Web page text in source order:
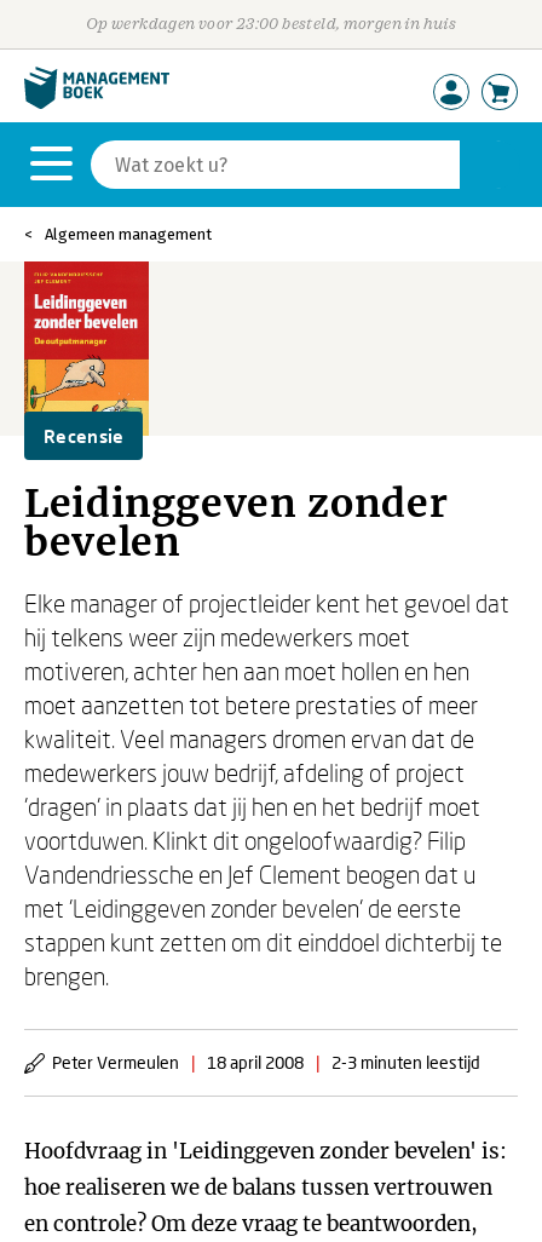
Op werkdagen voor 23:00 besteld, morgen in huis
Algemeen management
Recensie
Leidinggeven zonder
bevelen
Elke manager of projectleider kent het gevoel dat
hij telkens weer zijn medewerkers moet
motiveren, achter hen aan moet hollen en hen
moet aanzetten tot betere prestaties of meer
kwaliteit. Veel managers dromen ervan dat de
medewerkers jouw bedrijf, afdeling of project
'dragen' in plaats dat jij hen en het bedrijf moet
voortduwen. Klinkt dit ongeloofwaardig? Filip
Vandendriessche en Jef Clement beogen dat u
met 'Leidinggeven zonder bevelen' de eerste
stappen kunt zetten om dit einddoel dichterbij te
brengen.
Peter Vermeulen | 18 april 2008 | 2-3 minuten leestijd
Hoofdvraag in 'Leidinggeven zonder bevelen' is:
hoe realiseren we de balans tussen vertrouwen
en controle? Om deze vraag te beantwoorden,